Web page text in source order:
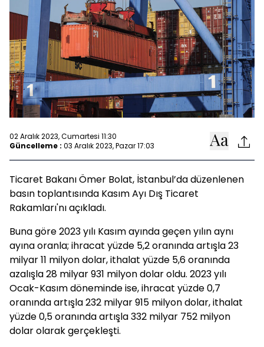
02 Aralık 2023, Cumartesi 11:30
Güncelleme : 03 Aralık 2023, Pazar 17:03
Ticaret Bakanı Ömer Bolat, İstanbul’da düzenlenen
basın toplantısında Kasım Ayı Dış Ticaret
Rakamları'nı açıkladı.
Buna göre 2023 yılı Kasım ayında geçen yılın aynı
ayına oranla; ihracat yüzde 5,2 oranında artışla 23
milyar 11 milyon dolar, ithalat yüzde 5,6 oranında
azalışla 28 milyar 931 milyon dolar oldu. 2023 yılı
Ocak-Kasım döneminde ise, ihracat yüzde 0,7
oranında artışla 232 milyar 915 milyon dolar, ithalat
yüzde 0,5 oranında artışla 332 milyar 752 milyon
dolar olarak gerçekleşti.